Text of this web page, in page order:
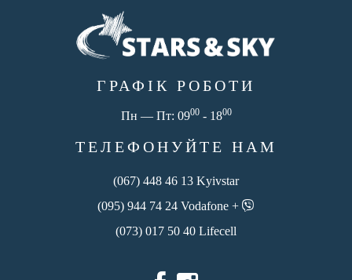
ГРАФІК РОБОТИ
Пн — Пт: 0900- 1800
ТЕЛЕФОНУЙТЕ НАМ
(067) 448 46 13 Kyivstar
(095) 944 74 24 Vodafone +
(073) 017 50 40 Lifecell